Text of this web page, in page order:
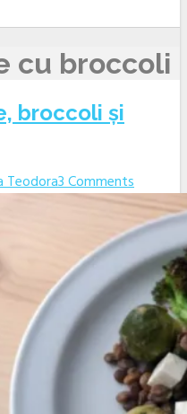
cu broccoli
broccoli și
Teodora3 Comments